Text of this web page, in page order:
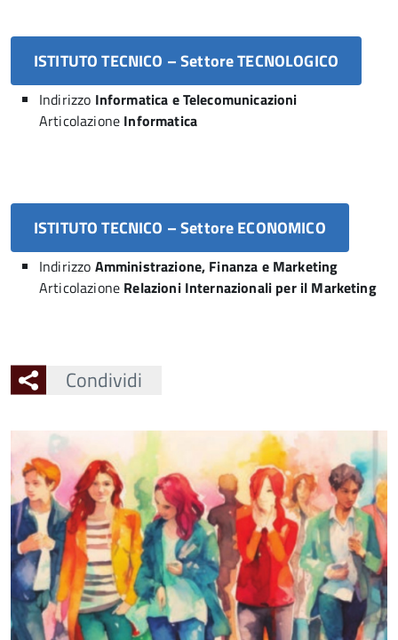
ISTITUTO TECNICO – Settore TECNOLOGICO
Indirizzo Informatica e Telecomunicazioni
Articolazione Informatica
ISTITUTO TECNICO – Settore ECONOMICO
Indirizzo Amministrazione, Finanza e Marketing
Articolazione Relazioni Internazionali per il Marketing
Condividi